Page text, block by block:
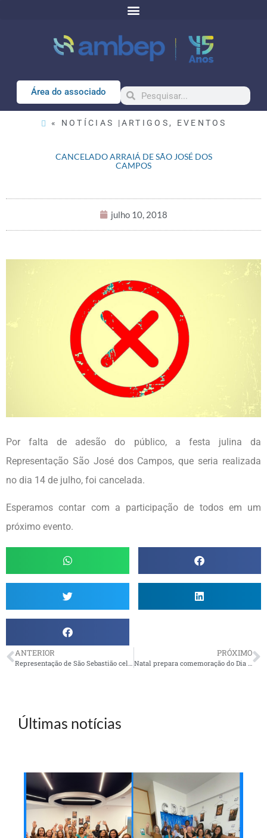
Área do associado
« NOTÍCIAS |ARTIGOS , EVENTOS
CANCELADO ARRAIÁ DE SÃO JOSÉ DOS
CAMPOS
julho 10, 2018
Por falta de adesão do público, a festa julina da
Representação São José dos Campos, que seria realizada
no dia 14 de julho, foi cancelada.
Esperamos contar com a participação de todos em um
próximo evento.
ANTERIOR PRÓXIMO
Últimas notícias